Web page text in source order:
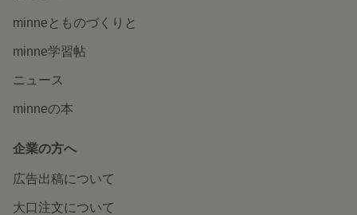
minneとものづくりと
minne学習帖
ニュース
minneの本
企業の方へ
広告出稿について
大口注文について